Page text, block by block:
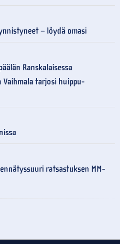
– löydä omasi
Ranskalaisessa
tarjosi huippu-
ratsastuksen MM-